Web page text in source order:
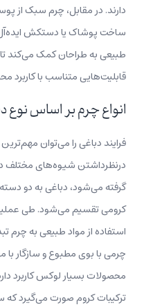
دارند. در مقابل، چرم‌ سبک از
ساخت پوشاک یا دستکش
طبیعی به طراحان کمک می‌کند تا
قابلیت‌هایی متناسب با کاربرد
انواع چرم بر اساس نوع
فرایند دباغی را می‌توان
درنظرداشتن شیوه‌های مختلف
کرومی تقسیم می‌شود. طی
استفاده از مواد طبیعی به چرم
چرمی با بوی مطبوع و سازگار
محصولات بسیار لوکس کاربرد
ترکیبات کروم صورت می‌گیرد که